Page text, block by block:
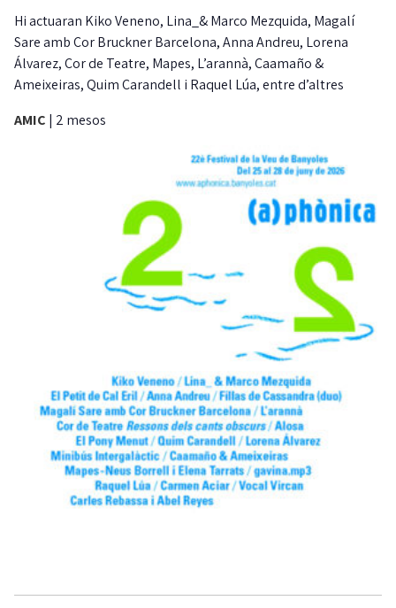
Hi actuaran Kiko Veneno, Lina_& Marco Mezquida, Magalí
Sare amb Cor Bruckner Barcelona, Anna Andreu, Lorena
Álvarez, Cor de Teatre, Mapes, L’arannà, Caamaño &
Ameixeiras, Quim Carandell i Raquel Lúa, entre d’altres
AMIC | 2 mesos